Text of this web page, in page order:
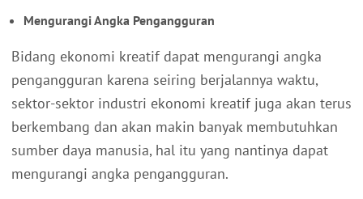
Mengurangi Angka Pengangguran
Bidang ekonomi kreatif dapat mengurangi angka
pengangguran karena seiring berjalannya waktu,
sektor-sektor industri ekonomi kreatif juga akan terus
berkembang dan akan makin banyak membutuhkan
sumber daya manusia, hal itu yang nantinya dapat
mengurangi angka pengangguran.